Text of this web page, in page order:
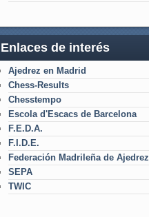
Enlaces de interés
Ajedrez en Madrid
Chess-Results
Chesstempo
Escola d'Escacs de Barcelona
F.E.D.A.
F.I.D.E.
Federación Madrileña de Ajedrez
SEPA
TWIC